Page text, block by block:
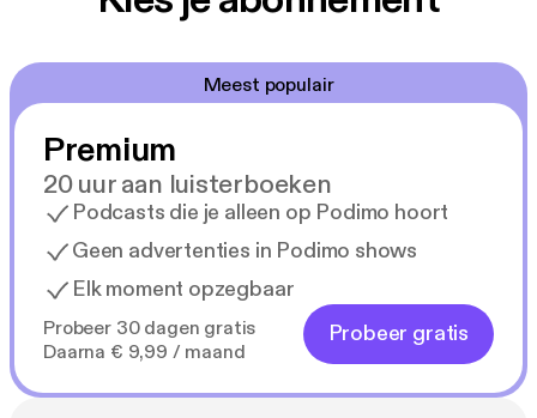
Meest populair
Premium
20 uur aan luisterboeken
Podcasts die je alleen op Podimo hoort
Geen advertenties in Podimo shows
Elk moment opzegbaar
Probeer 30 dagen gratis
Daarna € 9,99 / maand
Probeer gratis